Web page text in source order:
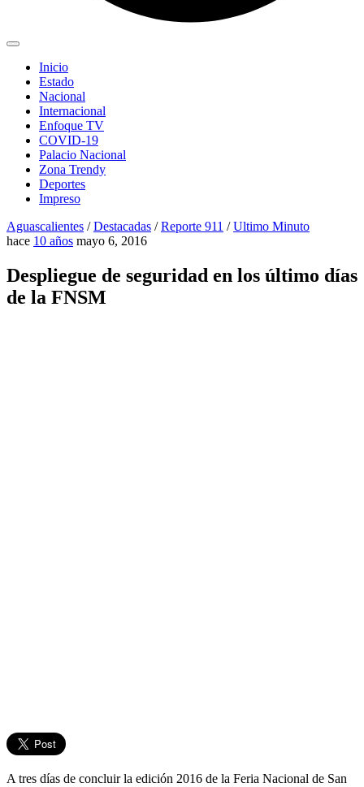
Inicio
Estado
Nacional
Internacional
Enfoque TV
COVID-19
Palacio Nacional
Zona Trendy
Deportes
Impreso
Aguascalientes /Destacadas /Reporte 911 /Ultimo Minuto
hace 10 años mayo 6, 2016
Despliegue de seguridad en los último días
de la FNSM
A tres días de concluir la edición 2016 de la Feria Nacional de San